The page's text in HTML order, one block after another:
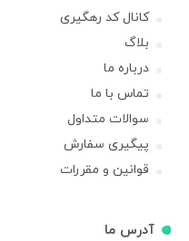
کانال کد رهگیری
بلاگ
درباره ما
تماس با ما
سوالات متداول
پیگیری سفارش
قوانین و مقررات
آدرس ما